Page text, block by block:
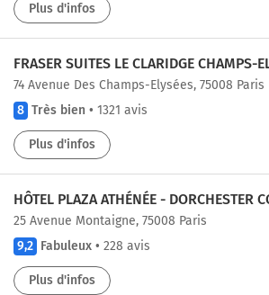
Plus d'infos
FRASER SUITES LE CLARIDGE CHAMPS-
74 Avenue Des Champs-Elysées, 75008 Paris
8 Très bien • 1321 avis
Plus d'infos
HÔTEL PLAZA ATHÉNÉE - DORCHESTER
25 Avenue Montaigne, 75008 Paris
9,2 Fabuleux • 228 avis
Plus d'infos